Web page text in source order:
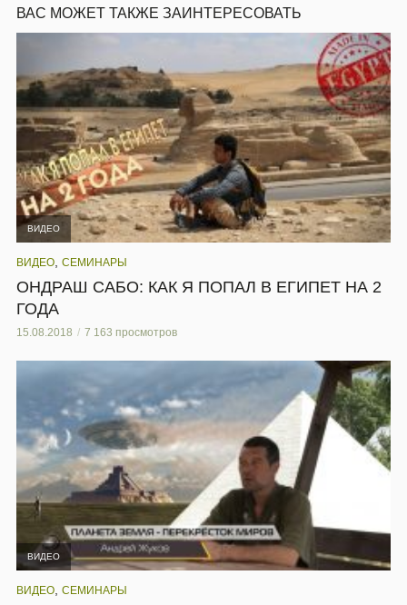
ВАС МОЖЕТ ТАКЖЕ ЗАИНТЕРЕСОВАТЬ
ВИДЕО
ВИДЕО СЕМИНАРЫ
ОНДРАШ САБО: КАК Я ПОПАЛ В ЕГИПЕТ НА 2
ГОДА
15.08.2018 7 163 просмотров
ВИДЕО
ВИДЕО СЕМИНАРЫ